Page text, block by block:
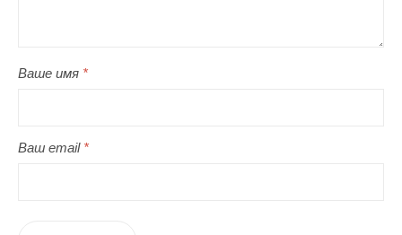
Ваше имя *
Ваш email *